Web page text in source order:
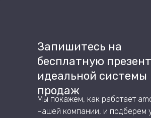
Запишитесь на
бесплатную
идеальной системы
продаж
Мы покажем, как работает
нашей компании, и подберем